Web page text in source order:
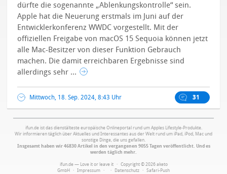
dürfte die sogenannte „Ablenkungskontrolle“ sein.
Apple hat die Neuerung erstmals im Juni auf der
Entwicklerkonferenz WWDC vorgestellt. Mit der
offiziellen Freigabe von macOS 15 Sequoia können jetzt
alle Mac-Besitzer von dieser Funktion Gebrauch
machen. Die damit erreichbaren Ergebnisse sind
allerdings sehr ...
Mittwoch, 18. Sep. 2024, 8:43 Uhr 31
ifun.de ist das dienstälteste europäische Onlineportal rund um Apples Lifestyle-Produkte.
Wir informieren täglich über Aktuelles und Interessantes aus der Welt rund um iPad, iPod, Mac und
sonstige Dinge, die uns gefallen.
Insgesamt haben wir 46830 Artikel in den vergangenen 9055 Tagen veröffentlicht. Und es
werden täglich mehr.
ifun.de — Love it or leave it · Copyright © 2026 aketo
GmbH · Impressum · · Datenschutz · Safari-Push